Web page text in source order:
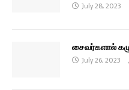
July 28, 2023
சைவர்களால்
July 26, 2023